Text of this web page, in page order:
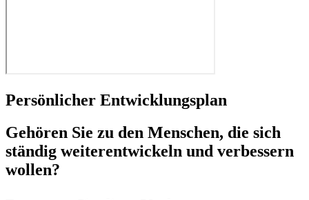
Persönlicher Entwicklungsplan
Gehören Sie zu den Menschen, die sich
ständig weiterentwickeln und verbessern
wollen?